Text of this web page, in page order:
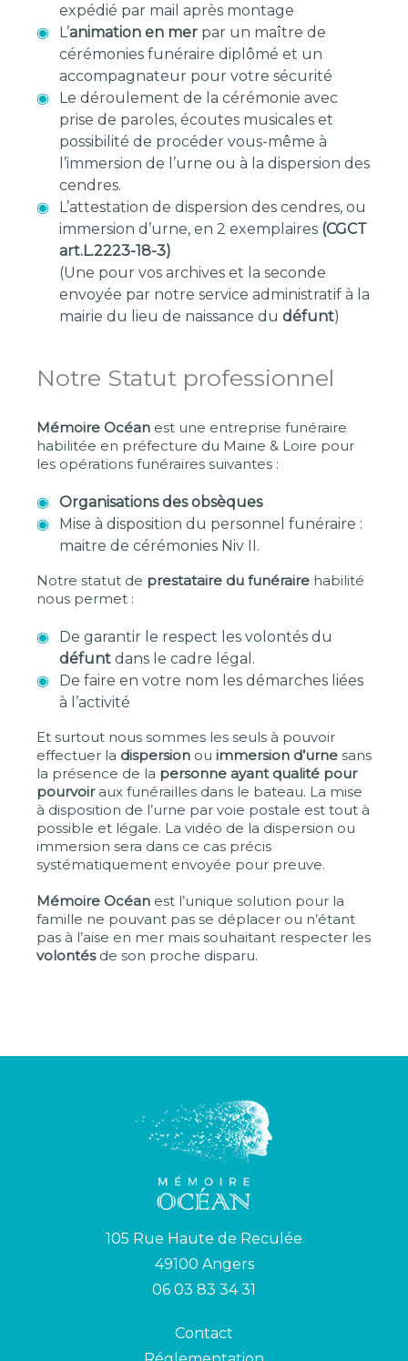
expédié par mail après montage
L’animation en mer par un maître de
cérémonies funéraire diplômé et un
accompagnateur pour votre sécurité
Le déroulement de la cérémonie avec
prise de paroles, écoutes musicales et
possibilité de procéder vous-même à
l’immersion de l’urne ou à la dispersion des
cendres.
L’attestation de dispersion des cendres, ou
immersion d’urne, en 2 exemplaires (CGCT
art.L.2223-18-3)
(Une pour vos archives et la seconde
envoyée par notre service administratif à la
mairie du lieu de naissance du défunt)
Notre Statut professionnel
Mémoire Océan est une entreprise funéraire
habilitée en préfecture du Maine & Loire pour
les opérations funéraires suivantes :
Organisations des obsèques
Mise à disposition du personnel funéraire :
maitre de cérémonies Niv II.
Notre statut de prestataire du funéraire habilité
nous permet :
De garantir le respect les volontés du
défunt dans le cadre légal.
De faire en votre nom les démarches liées
à l’activité
Et surtout nous sommes les seuls à pouvoir
effectuer la dispersion ou immersion d’urne sans
la présence de la personne ayant qualité pour
pourvoiraux funérailles dans le bateau. La mise
à disposition de l’urne par voie postale est tout à
possible et légale. La vidéo de la dispersion ou
immersion sera dans ce cas précis
systématiquement envoyée pour preuve.
Mémoire Océan est l’unique solution pour la
famille ne pouvant pas se déplacer ou n’étant
pas à l’aise en mer mais souhaitant respecter les
volontésde son proche disparu.
105 Rue Haute de Reculée
49100 Angers
06 03 83 34 31
Contact